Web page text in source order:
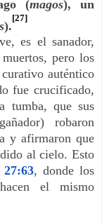
(magos), un
).
[27]
es el sanador,
pero los
auténtico
fue crucificado,
tumba, que sus
robaron
y afirmaron que
al cielo. Esto
, donde los
el mismo